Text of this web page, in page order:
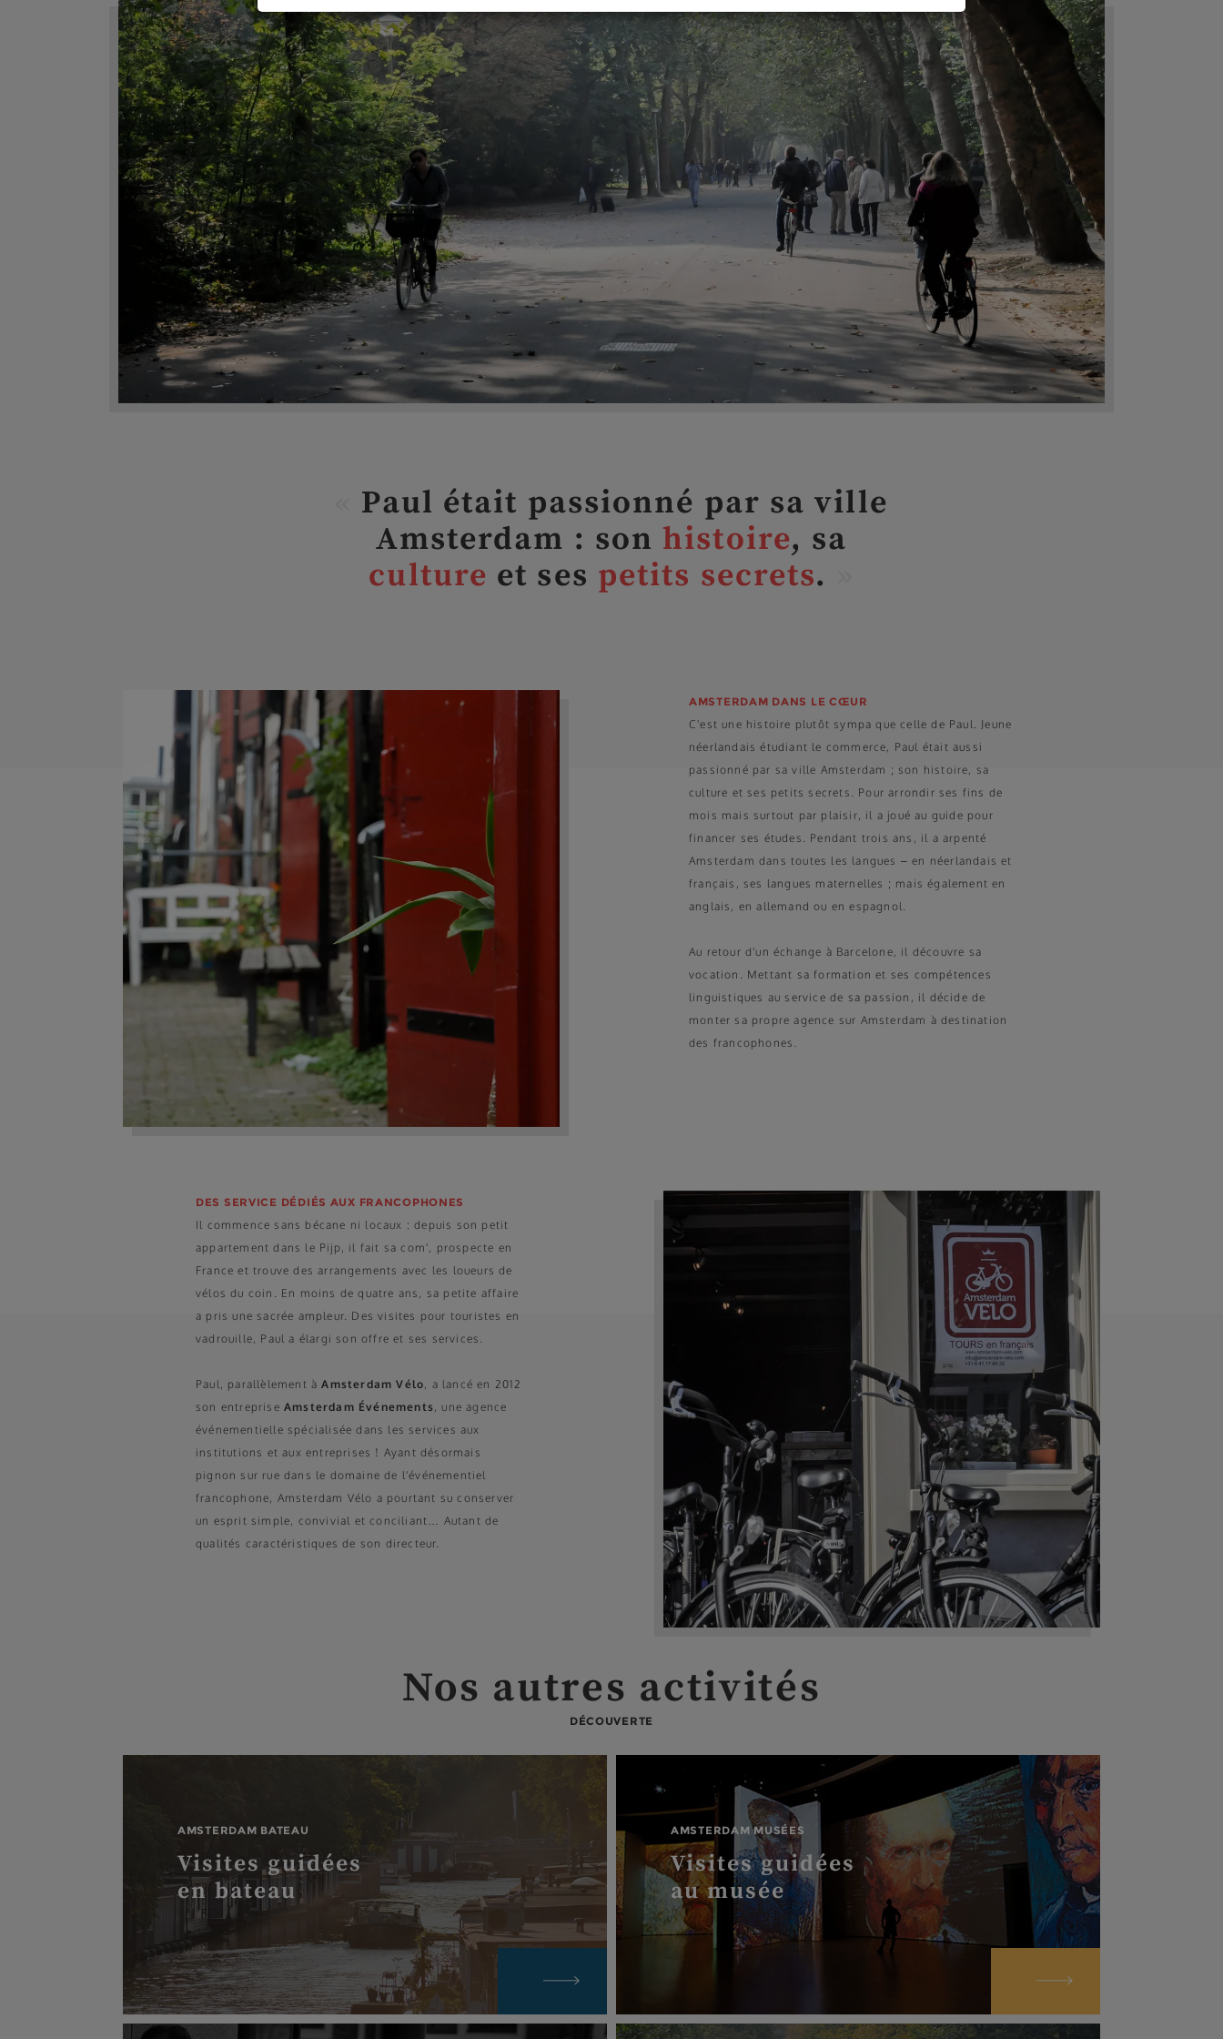
Paul était passionné par sa ville
Amsterdam : son histoire, sa
culture et ses petits secrets.
AMSTERDAM DANS LE CŒUR
C'est une histoire plutôt sympa que celle de Paul. Jeune
néerlandais étudiant le commerce, Paul était aussi
passionné par sa ville Amsterdam ; son histoire, sa
culture et ses petits secrets. Pour arrondir ses fins de
mois mais surtout par plaisir, il a joué au guide pour
financer ses études. Pendant trois ans, il a arpenté
Amsterdam dans toutes les langues – en néerlandais et
français, ses langues maternelles ; mais également en
anglais, en allemand ou en espagnol.
Au retour d'un échange à Barcelone, il découvre sa
vocation. Mettant sa formation et ses compétences
linguistiques au service de sa passion, il décide de
monter sa propre agence sur Amsterdam à destination
des francophones.
DES SERVICE DÉDIÉS AUX FRANCOPHONES
Il commence sans bécane ni locaux : depuis son petit
appartement dans le Pijp, il fait sa com', prospecte en
France et trouve des arrangements avec les loueurs de
vélos du coin. En moins de quatre ans, sa petite affaire
a pris une sacrée ampleur. Des visites pour touristes en
vadrouille, Paul a élargi son offre et ses services.
Paul, parallèlement àAmsterdam Vélo, a lancé en 2012
son entreprise Amsterdam Événements, une agence
événementielle spécialisée dans les services aux
institutions et aux entreprises ! Ayant désormais
pignon sur rue dans le domaine de l'événementiel
francophone, Amsterdam Vélo a pourtant su conserver
un esprit simple, convivial et conciliant… Autant de
qualités caractéristiques de son directeur.
Nos autres activités
DÉCOUVERTE
AMSTERDAM BATEAU
Visites guidées
en bateau
AMSTERDAM MUSÉES
Visites guidées
au musée